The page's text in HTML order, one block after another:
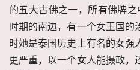
的五大古佛之一，所有佛牌
时期的南边，有一个女王国的
时她是泰国历史上有名的女强
更严重，以一个女人能摄政，